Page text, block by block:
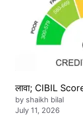
लावा; CIBIL
by shaikh bilal
July 11, 2026